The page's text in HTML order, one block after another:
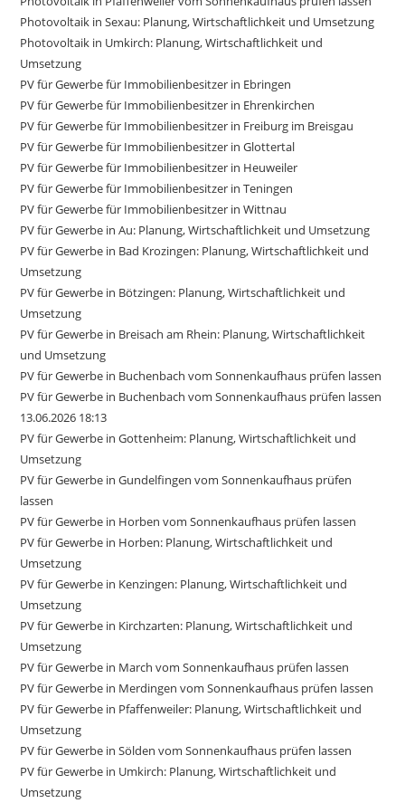
Photovoltaik in Sexau: Planung, Wirtschaftlichkeit und Umsetzung
Photovoltaik in Umkirch: Planung, Wirtschaftlichkeit und
Umsetzung
PV für Gewerbe für Immobilienbesitzer in Ebringen
PV für Gewerbe für Immobilienbesitzer in Ehrenkirchen
PV für Gewerbe für Immobilienbesitzer in Freiburg im Breisgau
PV für Gewerbe für Immobilienbesitzer in Glottertal
PV für Gewerbe für Immobilienbesitzer in Heuweiler
PV für Gewerbe für Immobilienbesitzer in Teningen
PV für Gewerbe für Immobilienbesitzer in Wittnau
PV für Gewerbe in Au: Planung, Wirtschaftlichkeit und Umsetzung
PV für Gewerbe in Bad Krozingen: Planung, Wirtschaftlichkeit und
Umsetzung
PV für Gewerbe in Bötzingen: Planung, Wirtschaftlichkeit und
Umsetzung
PV für Gewerbe in Breisach am Rhein: Planung, Wirtschaftlichkeit
und Umsetzung
PV für Gewerbe in Buchenbach vom Sonnenkaufhaus prüfen lassen
PV für Gewerbe in Buchenbach vom Sonnenkaufhaus prüfen lassen
13.06.2026 18:13
PV für Gewerbe in Gottenheim: Planung, Wirtschaftlichkeit und
Umsetzung
PV für Gewerbe in Gundelfingen vom Sonnenkaufhaus prüfen
lassen
PV für Gewerbe in Horben vom Sonnenkaufhaus prüfen lassen
PV für Gewerbe in Horben: Planung, Wirtschaftlichkeit und
Umsetzung
PV für Gewerbe in Kenzingen: Planung, Wirtschaftlichkeit und
Umsetzung
PV für Gewerbe in Kirchzarten: Planung, Wirtschaftlichkeit und
Umsetzung
PV für Gewerbe in March vom Sonnenkaufhaus prüfen lassen
PV für Gewerbe in Merdingen vom Sonnenkaufhaus prüfen lassen
PV für Gewerbe in Pfaffenweiler: Planung, Wirtschaftlichkeit und
Umsetzung
PV für Gewerbe in Sölden vom Sonnenkaufhaus prüfen lassen
PV für Gewerbe in Umkirch: Planung, Wirtschaftlichkeit und
Umsetzung